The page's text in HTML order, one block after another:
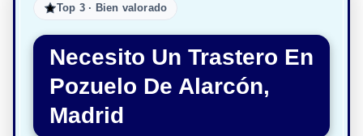
Top 3 · Bien valorado
Necesito Un Trastero En
Pozuelo De Alarcón,
Madrid